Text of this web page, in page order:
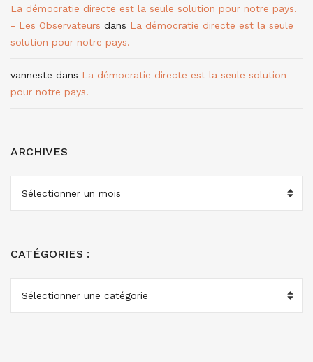
La démocratie directe est la seule solution pour notre pays.
- Les Observateurs dans La démocratie directe est la seule
solution pour notre pays.
vanneste dans La démocratie directe est la seule solution
pour notre pays.
ARCHIVES
ARCHIVES
CATÉGORIES :
CATÉGORIES